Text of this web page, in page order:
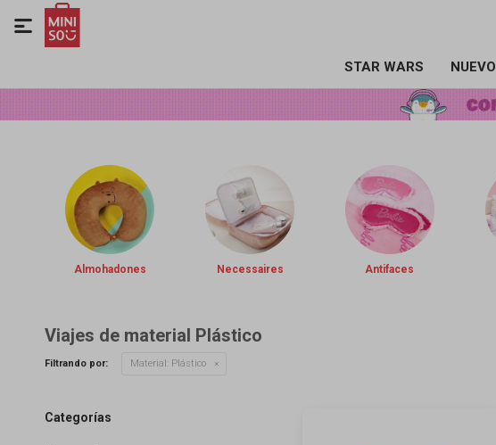
STAR WARS NUEVO

Almohadones Necessaires Antifaces
Viajes de material Plástico
Filtrando por: Material: Plástico
Categorías